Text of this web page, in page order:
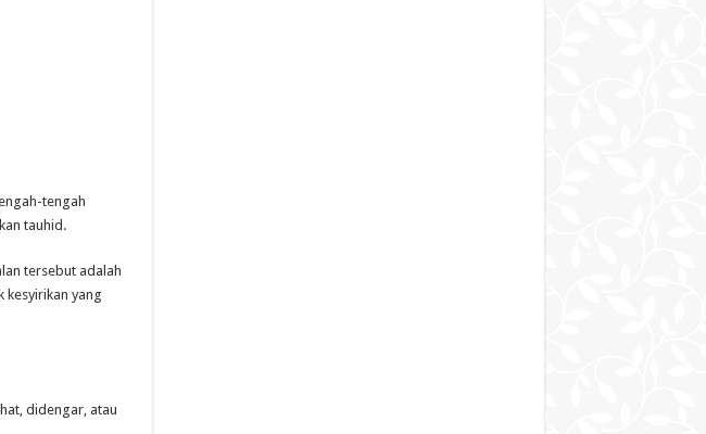
tengah
tauhid.
tersebut adalah
yang
didengar, atau